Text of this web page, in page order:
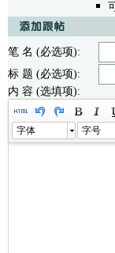
笔 名 (必选项):
标 题 (必选项):
内 容 (选填项):
字体 字号